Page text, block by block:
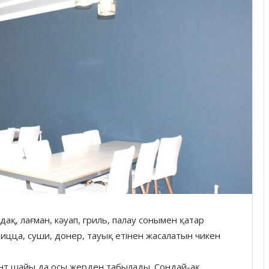
лағман, кәуап, гриль, палау сонымен қатар
суши, донер, тауық етінен жасалатын чикен
шайы да осы жерден табылады. Сондай-ақ